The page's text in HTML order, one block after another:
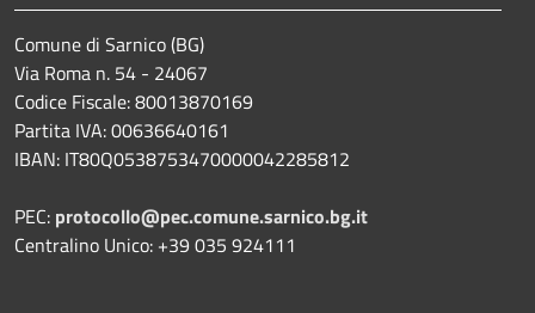
Comune di Sarnico (BG)
Via Roma n. 54 - 24067
Codice Fiscale: 80013870169
Partita IVA: 00636640161
IBAN: IT80Q0538753470000042285812
PEC: protocollo@pec.comune.sarnico.bg.it
Centralino Unico: +39 035 924111